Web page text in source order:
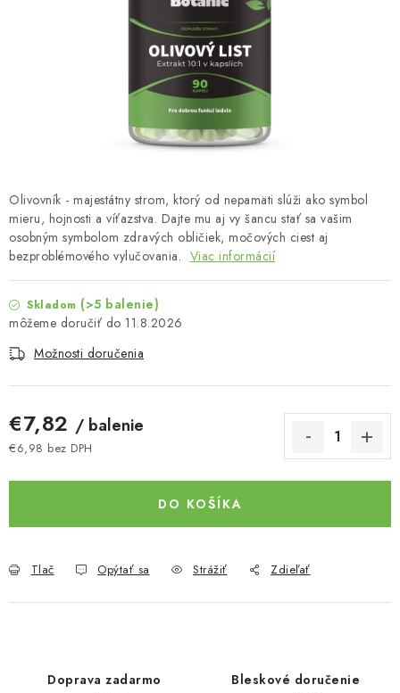
Recenzie
Vernostný program
Olivovník - majestátny strom, ktorý od nepamäti slúži ako symbol
mieru, hojnosti a víťazstva. Dajte mu aj vy šancu stať sa vašim
osobným symbolom zdravých obličiek, močových ciest aj
bezproblémového vylučovania. Viac informácií
Skladom (>5 balenie)
11.8.2026
Možnosti doručenia
€7,82 / balenie
€6,98 bez DPH
DO KOŠÍKA
Tlač Opýtať sa Strážiť Zdieľať
Doprava zadarmo Bleskové doručenie